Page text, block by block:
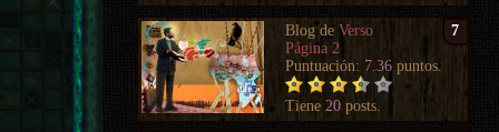
7
Blog deVerso
Página 2
Puntuación: 7.36 puntos.
Tiene 20 posts.